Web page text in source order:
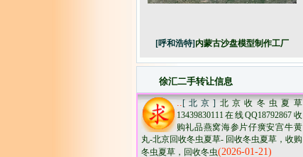
[呼和浩特] 内蒙古沙盘模型制作工厂
徐汇二手转让信息
..[北京] 北京收冬虫夏草
13439830111在线QQ18792867收
购礼品燕窝海参片仔癀安宫牛黄
丸-北京回收冬虫夏草- 回收冬虫夏草，收购
冬虫夏草，回收冬虫(2026-01-21)